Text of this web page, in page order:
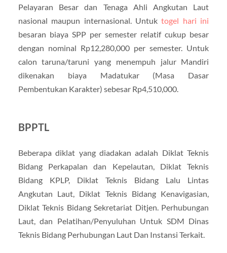
Pelayaran Besar dan Tenaga Ahli Angkutan Laut
nasional maupun internasional. Untuktogel hari ini
besaran biaya SPP per semester relatif cukup besar
dengan nominal Rp12,280,000 per semester. Untuk
calon taruna/taruni yang menempuh jalur Mandiri
dikenakan biaya Madatukar (Masa Dasar
Pembentukan Karakter) sebesar Rp4,510,000.
BPPTL
Beberapa diklat yang diadakan adalah Diklat Teknis
Bidang Perkapalan dan Kepelautan, Diklat Teknis
Bidang KPLP, Diklat Teknis Bidang Lalu Lintas
Angkutan Laut, Diklat Teknis Bidang Kenavigasian,
Diklat Teknis Bidang Sekretariat Ditjen. Perhubungan
Laut, dan Pelatihan/Penyuluhan Untuk SDM Dinas
Teknis Bidang Perhubungan Laut Dan Instansi Terkait.